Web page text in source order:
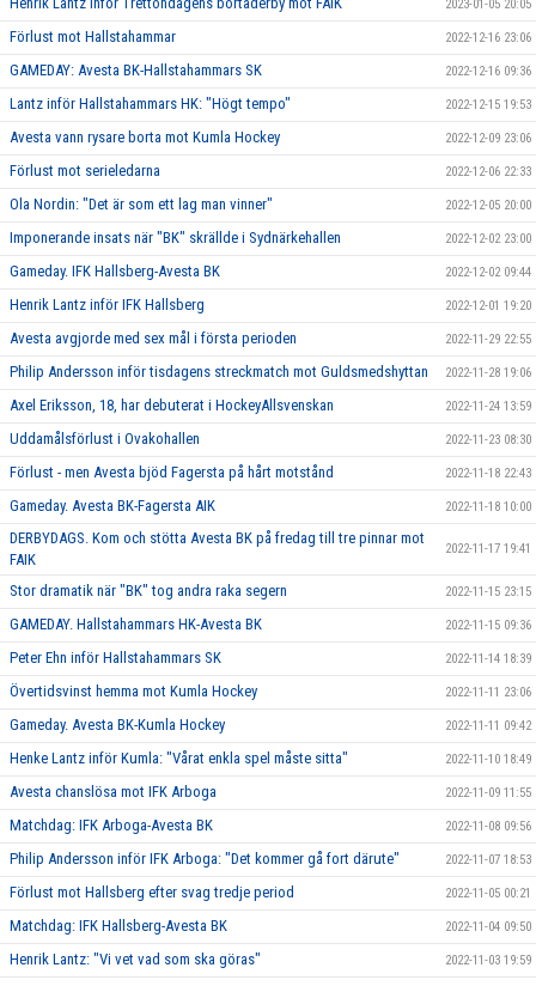
2023-01-05 20:05
Förlust mot Hallstahammar 2022-12-16 23:06
GAMEDAY: Avesta BK-Hallstahammars SK 2022-12-16 09:36
Lantz inför Hallstahammars HK: "Högt tempo" 2022-12-15 19:53
Avesta vann rysare borta mot Kumla Hockey 2022-12-09 23:06
Förlust mot serieledarna 2022-12-06 22:33
Ola Nordin: "Det är som ett lag man vinner" 2022-12-05 20:00
Imponerande insats när "BK" skrällde i Sydnärkehallen 2022-12-02 23:00
Gameday. IFK Hallsberg-Avesta BK 2022-12-02 09:44
Henrik Lantz inför IFK Hallsberg 2022-12-01 19:20
Avesta avgjorde med sex mål i första perioden 2022-11-29 22:55
Philip Andersson inför tisdagens streckmatch mot Guldsmedshyttan 2022-11-28 19:06
Axel Eriksson, 18, har debuterat i HockeyAllsvenskan 2022-11-24 13:59
Uddamålsförlust i Ovakohallen 2022-11-23 08:30
Förlust - men Avesta bjöd Fagersta på hårt motstånd 2022-11-18 22:43
Gameday. Avesta BK-Fagersta AIK 2022-11-18 10:00
DERBYDAGS. Kom och stötta Avesta BK på fredag till tre pinnar mot
FAIK
2022-11-17 19:41
Stor dramatik när "BK" tog andra raka segern 2022-11-15 23:15
GAMEDAY. Hallstahammars HK-Avesta BK 2022-11-15 09:36
Peter Ehn inför Hallstahammars SK 2022-11-14 18:39
Övertidsvinst hemma mot Kumla Hockey 2022-11-11 23:06
Gameday. Avesta BK-Kumla Hockey 2022-11-11 09:42
Henke Lantz inför Kumla: "Vårat enkla spel måste sitta" 2022-11-10 18:49
Avesta chanslösa mot IFK Arboga 2022-11-09 11:55
Matchdag: IFK Arboga-Avesta BK 2022-11-08 09:56
Philip Andersson inför IFK Arboga: "Det kommer gå fort därute" 2022-11-07 18:53
Förlust mot Hallsberg efter svag tredje period 2022-11-05 00:21
Matchdag: IFK Hallsberg-Avesta BK 2022-11-04 09:50
Henrik Lantz: "Vi vet vad som ska göras" 2022-11-03 19:59